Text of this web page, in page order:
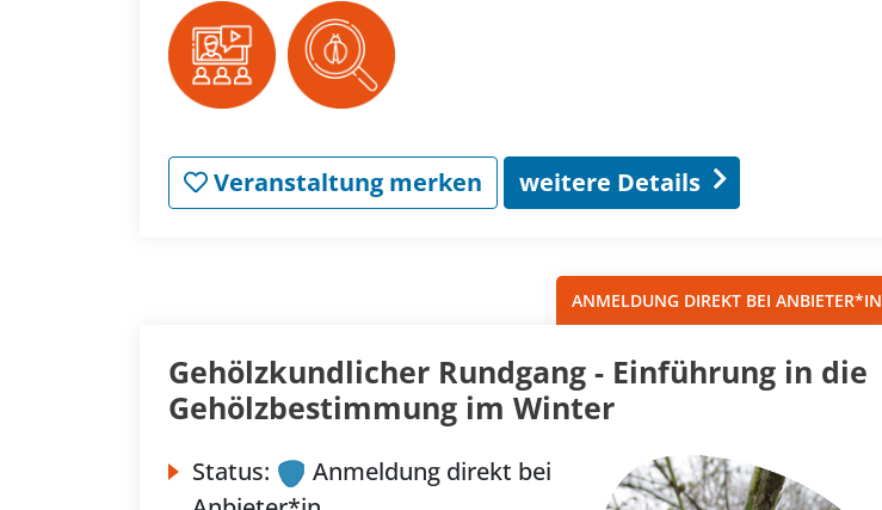
Veranstaltung merken weitere Details
ANMELDUNG DIREKT BEI ANBIETER*IN
Gehölzkundlicher Rundgang - Einführung in die
Gehölzbestimmung im Winter
Status:
Anmeldung direkt bei